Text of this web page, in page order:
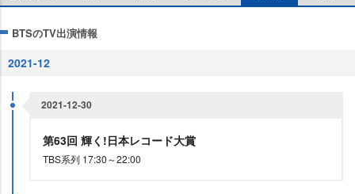
BTSのTV出演情報
2021-12
2021-12-30
第63回 輝く!日本レコード大賞
TBS系列 17:30～22:00